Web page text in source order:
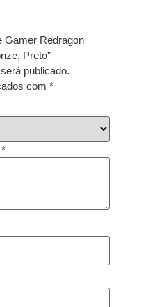
Gamer Redragon
Preto”
publicado.
com *
*